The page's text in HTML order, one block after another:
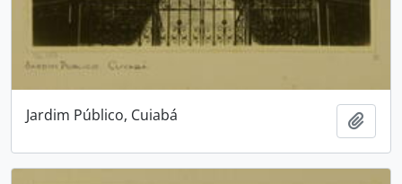
Jardim Público, Cuiabá